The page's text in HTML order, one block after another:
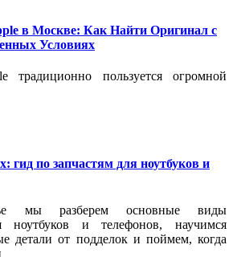
в Москве: Как Найти Оригинал с
Условиях
традиционно пользуется огромной
по запчастям для ноутбуков и
мы разберем основные виды
ноутбуков и телефонов, научимся
детали от подделок и поймем, когда